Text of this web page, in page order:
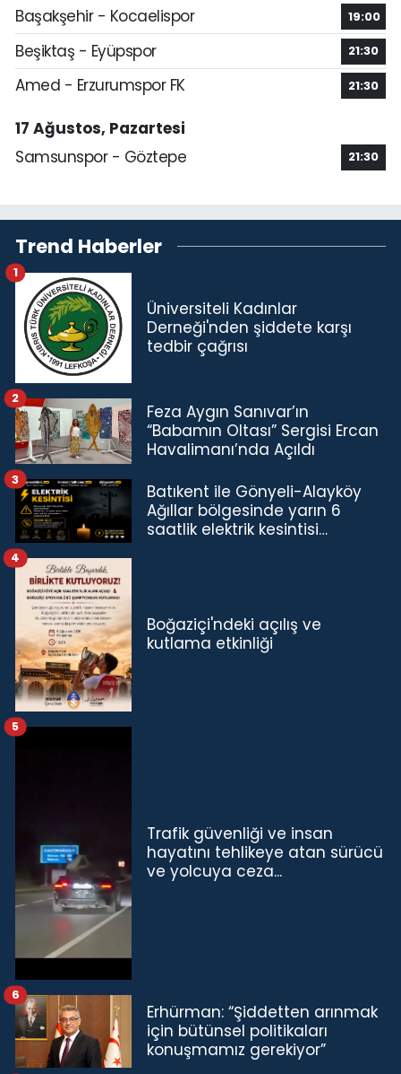
Başakşehir - Kocaelispor
19:00
Beşiktaş - Eyüpspor 21:30
Amed - Erzurumspor FK 21:30
17 Ağustos, Pazartesi
Samsunspor - Göztepe
21:30
Trend Haberler
Üniversiteli Kadınlar
Derneği'nden şiddete karşı
tedbir çağrısı
1
Feza Aygın Sanıvar’ın
“Babamın Oltası” Sergisi Ercan
Havalimanı’nda Açıldı
2
Batıkent ile Gönyeli-Alayköy
Ağıllar bölgesinde yarın 6
saatlik elektrik kesintisi…
3
Boğaziçi'ndeki açılış ve
kutlama etkinliği
4
Trafik güvenliği ve insan
hayatını tehlikeye atan sürücü
ve yolcuya ceza...
5
Erhürman: “Şiddetten arınmak
için bütünsel politikaları
konuşmamız gerekiyor”
6